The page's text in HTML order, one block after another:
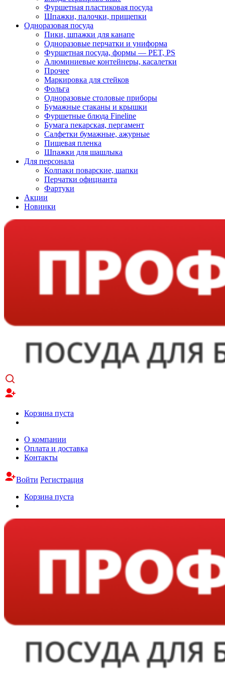
Фуршетная пластиковая посуда
Шпажки, палочки, прищепки
Одноразовая посуда
Пики, шпажки для канапе
Одноразовые перчатки и униформа
Фуршетная посуда, формы — PET, PS
Алюминиевые контейнеры, касалетки
Прочее
Маркировка для стейков
Фольга
Одноразовые столовые приборы
Бумажные стаканы и крышки
Фуршетные блюда Fineline
Бумага пекарская, пергамент
Салфетки бумажные, ажурные
Пищевая пленка
Шпажки для шашлыка
Для персонала
Колпаки поварские, шапки
Перчатки официанта
Фартуки
Акции
Новинки
Корзина пуста
О компании
Оплата и доставка
Контакты
Войти Регистрация
Корзина пуста